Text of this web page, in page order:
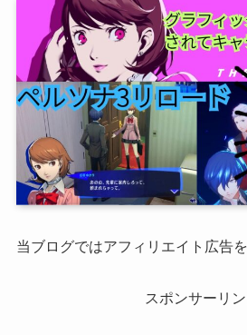
当ブログではアフィリエイト広告
スポンサーリン